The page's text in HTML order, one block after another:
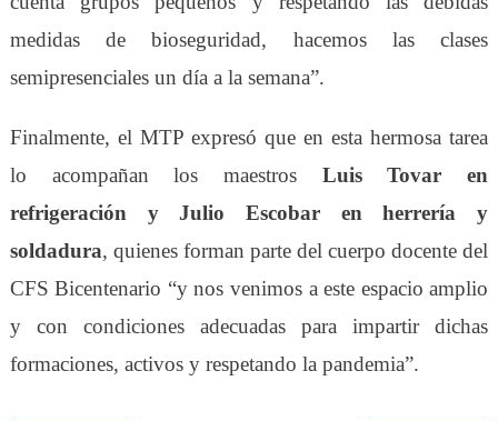
medidas de bioseguridad, hacemos las clases
semipresenciales un día a la semana”.
Finalmente, el MTPexpresó que en esta hermosa tarea
lo acompañan los maestros Luis Tovar en
refrigeración y Julio Escobar en herreríay
soldadura, quienes forman parte del cuerpo docente del
CFS Bicentenario “y nos venimos a este espacio amplio
y con condiciones adecuadas para impartir dichas
formaciones, activos y respetando la pandemia”.